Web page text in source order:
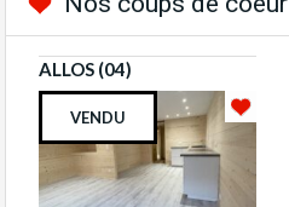
ALLOS (04)
VENDU